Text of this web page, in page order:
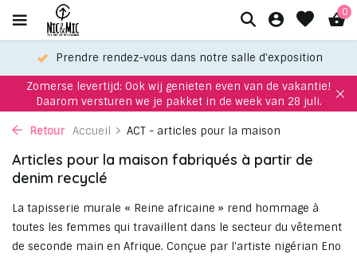
0
salle d'exposition Choisissez votre favori grâce à
Zomerse levertijd: Ook wij genieten even van de vakantie!
Daarom versturen we je pakket in de week van 28 juli.
Retour Accueil ACT - articles pour la maison
Articles pour la maison fabriqués à partir de
denim recyclé
La tapisserie murale « Reine africaine » rend hommage à
toutes les femmes qui travaillent dans le secteur du vêtement
de seconde main en Afrique. Conçue par l'artiste nigérian Eno